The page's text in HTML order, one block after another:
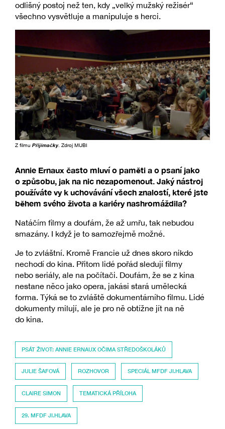
odlišný postoj než ten, kdy „velký mužský režisér“
všechno vysvětluje a manipuluje s herci.
Z filmu Přijímačky. Zdroj MUBI
Annie Ernaux často mluví o paměti a o psaní jako
o způsobu, jak na nic nezapomenout. Jaký nástroj
používáte vy k uchovávání všech znalostí, které jste
během svého života a kariéry nashromáždila?
Natáčím filmy a doufám, že až umřu, tak nebudou
smazány. I když je to samozřejmě možné.
Je to zvláštní. Kromě Francie už dnes skoro nikdo
nechodí do kina. Přitom lidé pořád sledují filmy
nebo seriály, ale na počítači. Doufám, že se z kina
nestane něco jako opera, jakási stará umělecká
forma. Týká se to zvláště dokumentárního filmu. Lidé
dokumenty milují, ale je pro ně obtížne jít na ně
do kina.
PSÁT ŽIVOT: ANNIE ERNAUX OČIMA STŘEDOŠKOLÁKŮ
JULIE ŠAFOVÁ ROZHOVOR SPECIÁL MFDF JI.HLAVA
CLAIRE SIMON TEMATICKÁ PŘÍLOHA
29. MFDF JI.HLAVA